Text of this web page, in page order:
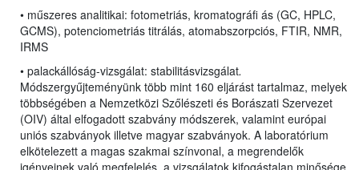
• műszeres analitikai: fotometriás, kromatográfi ás (GC, HPLC,
GCMS), potenciometriás titrálás, atomabszorpciós, FTIR, NMR,
IRMS
• palackállóság-vizsgálat: stabilitásvizsgálat.
Módszergyűjteményünk több mint 160 eljárást tartalmaz, melyek
többségében a Nemzetközi Szőlészeti és Borászati Szervezet
(OIV) által elfogadott szabvány módszerek, valamint európai
uniós szabványok illetve magyar szabványok. A laboratórium
elkötelezett a magas szakmai színvonal, a megrendelők